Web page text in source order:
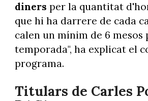
diners per la quantitat
que hi ha darrere de cada
calen un mínim de 6 mesos
temporada", ha explicat el
programa.
Titulars de Carles